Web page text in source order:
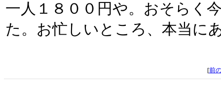
一人１８００円や。おそらく
た。お忙しいところ、本当に
[前